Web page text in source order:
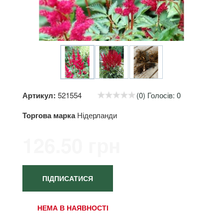
Артикул: 521554 (0) Голосів: 0
Торгова марка Нідерланди
ПІДПИСАТИСЯ
НЕМА В НАЯВНОСТІ